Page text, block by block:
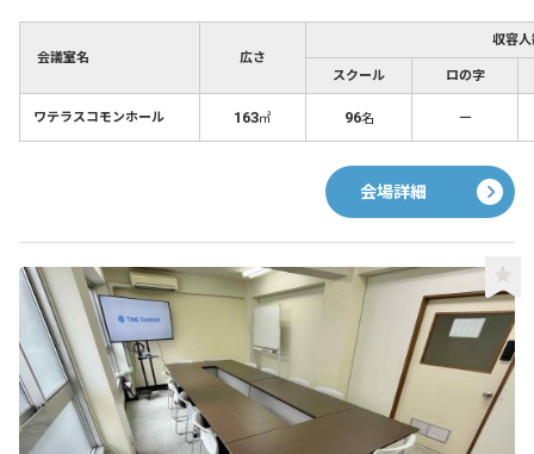
会議室名 広さ
収容人
スクール ロの字
ワテラスコモンホール 163㎡ 96名 －
会場詳細